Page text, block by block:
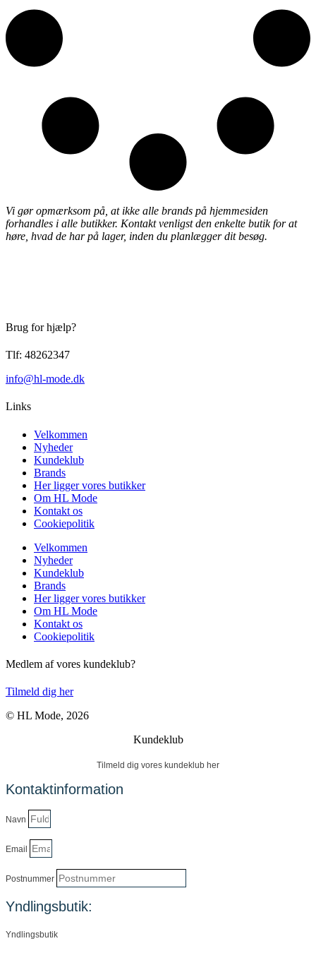
Vi gør opmærksom på, at ikke alle brands på hjemmesiden
forhandles i alle butikker. Kontakt venligst den enkelte butik for at
høre, hvad de har på lager, inden du planlægger dit besøg.
Brug for hjælp?
Tlf: 48262347
info@hl-mode.dk
Links
Velkommen
Nyheder
Kundeklub
Brands
Her ligger vores butikker
Om HL Mode
Kontakt os
Cookiepolitik
Velkommen
Nyheder
Kundeklub
Brands
Her ligger vores butikker
Om HL Mode
Kontakt os
Cookiepolitik
Medlem af vores kundeklub?
Tilmeld dig her
© HL Mode, 2026
Kundeklub
Tilmeld dig vores kundeklub her
Kontaktinformation
Navn
Email
Postnummer
Yndlingsbutik:
Yndlingsbutik